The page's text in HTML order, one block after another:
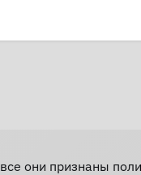
они признаны